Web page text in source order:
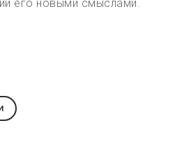
его новыми смыслами.